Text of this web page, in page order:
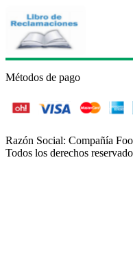
Métodos de pago
Razón Social: Compañía
Todos los derechos